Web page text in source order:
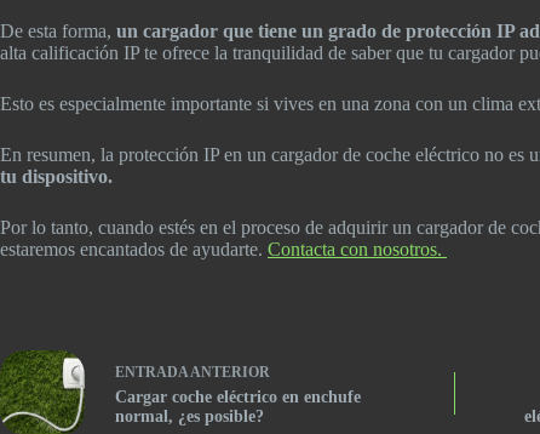
De esta forma, un cargador que tiene un grado de protección IP
alta calificación IP te ofrece la tranquilidad de saber que tu cargador
Esto es especialmente importante si vives en una zona con un clima
En resumen, la protección IP en un cargador de coche eléctrico no es
tu dispositivo.
Por lo tanto, cuando estés en el proceso de adquirir un cargador de
estaremos encantados de ayudarte. Contacta con nosotros.
ENTRADAANTERIOR
Cargar coche eléctrico en enchufe
normal, ¿es posible?